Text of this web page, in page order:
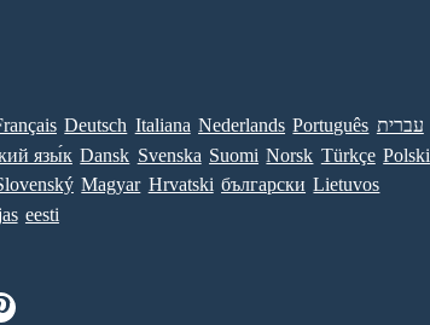
Deutsch Italiana Nederlands Português עברית
язы́к Dansk Svenska Suomi Norsk Türkçe Polski
Magyar Hrvatski български Lietuvos
eesti